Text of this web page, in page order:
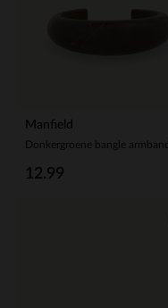
Manfield
Donkergroene bangle armband
12.99